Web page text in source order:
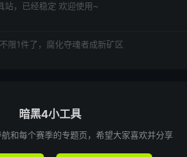
站，已经稳定 欢迎使用~
限1件了，腐化夺魂者成新矿区
暗黑4小工具
和每个赛季的专题页，希望大家喜欢并分享